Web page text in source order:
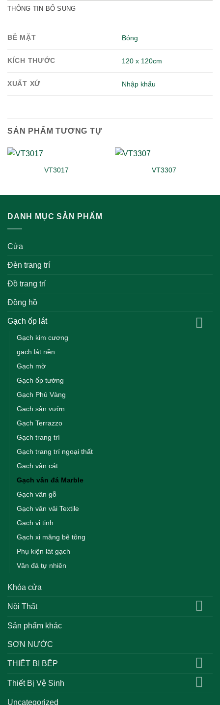
THÔNG TIN BỔ SUNG
BỀ MẶT Bóng
KÍCH THƯỚC 120 x 120cm
XUẤT XỨ Nhập khẩu
SẢN PHẨM TƯƠNG TỰ
VT3017 VT3307
DANH MỤC SẢN PHẨM
Cửa
Đèn trang trí
Đồ trang trí
Đồng hồ
Gạch ốp lát
Gạch kim cương
gạch lát nền
Gạch mờ
Gạch ốp tường
Gạch Phủ Vàng
Gạch sân vườn
Gạch Terrazzo
Gạch trang trí
Gạch trang trí ngoại thất
Gạch vân cát
Gạch vân đá Marble
Gạch vân gỗ
Gạch vân vải Textile
Gạch vi tinh
Gạch xi măng bê tông
Phụ kiện lát gạch
Vân đá tự nhiên
Khóa cửa
Nội Thất
Sản phẩm khác
SƠN NƯỚC
THIẾT BỊ BẾP
Thiết Bị Vệ Sinh
Uncategorized